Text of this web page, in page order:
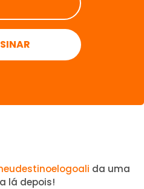
da uma
lá depois!